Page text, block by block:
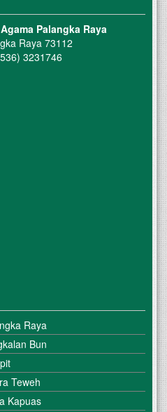
Palangka Raya
Raya 73112
3231746
Raya
Bun
Teweh
Kapuas